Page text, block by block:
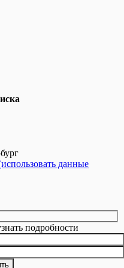
данные
подробности